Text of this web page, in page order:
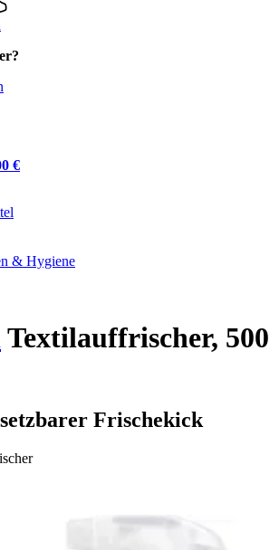
€
& Hygiene
Textilauffrischer, 500
Frischekick